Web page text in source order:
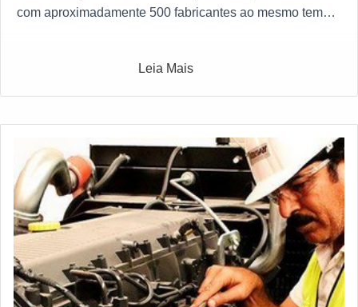
com aproximadamente 500 fabricantes ao mesmo tempo
Leia Mais